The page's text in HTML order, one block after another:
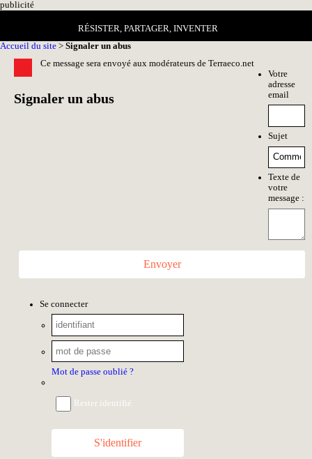
publicité
RÉSISTER, PARTAGER, INVENTER
Accueil du site > Signaler un abus
Ce message sera envoyé aux modérateurs de Terraeco.net
Signaler un abus
Votre
adresse
email
Sujet
Texte de
votre
message :
Envoyer
Se connecter
Mot de passe oublié ?
Rester identifié
S'identifier